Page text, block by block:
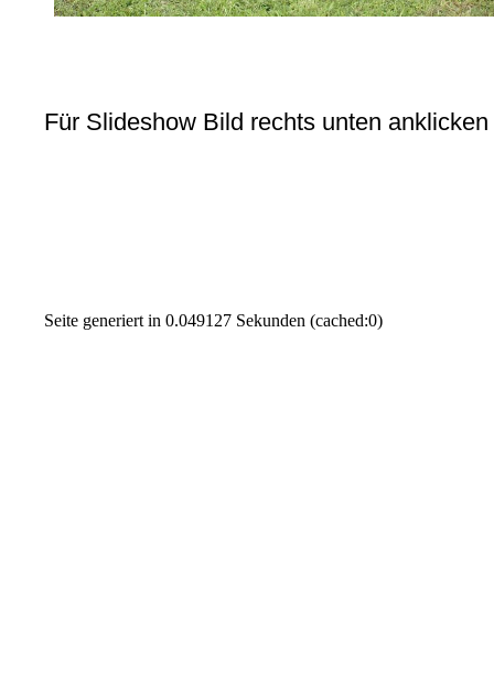
Für Slideshow Bild rechts unten anklicken
Seite generiert in 0.049127 Sekunden (cached:0)